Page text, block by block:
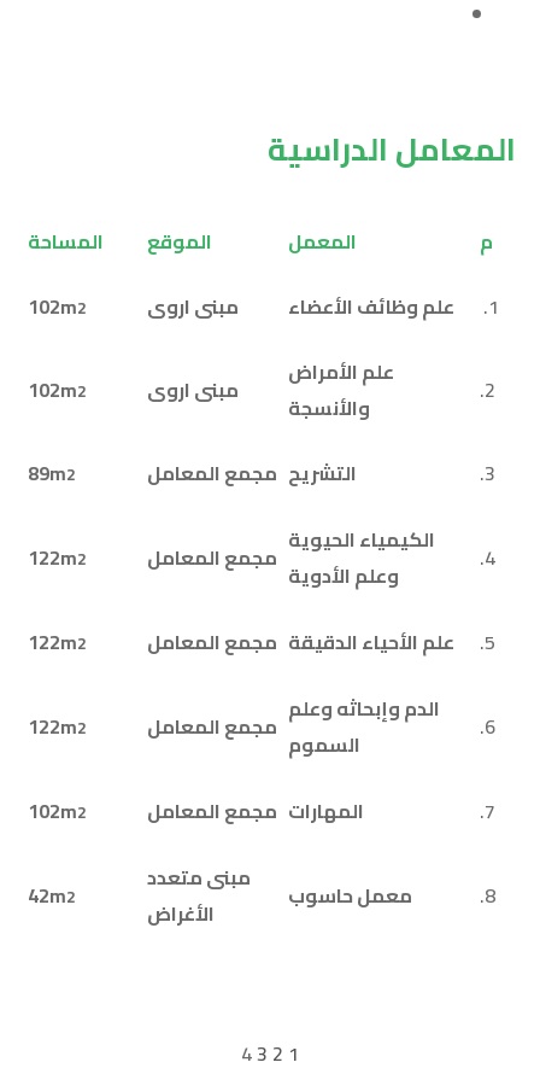
المعامل الدراسية
م المعمل الموقع
المساحة
1.
علم وظائف الأعضاء مبنى اروى 102m2
2.
علم الأمراض
والأنسجة
مبنى اروى 102m2
3. التشريح مجمع المعامل 89m2
4.
الكيمياء الحيوية
وعلم الأدوية مجمع المعامل 122m2
5. علم الأحياء الدقيقة مجمع المعامل 122m2
6.
الدم وإبحاثه وعلم
السموم مجمع المعامل 122m2
7. المهارات مجمع المعامل 102m2
8. معمل حاسوب
مبنى متعدد
الأغراض
42m2
1
2
3
4